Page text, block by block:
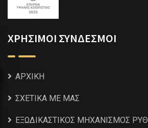
ΧΡΗΣΙΜΟΙ ΣΥΝΔΕΣΜΟΙ
ΑΡΧΙΚΗ
ΣΧΕΤΙΚΑ ΜΕ ΜΑΣ
ΕΞΩΔΙΚΑΣΤΙΚΟΣ ΜΗΧΑΝΙΣΜΟΣ